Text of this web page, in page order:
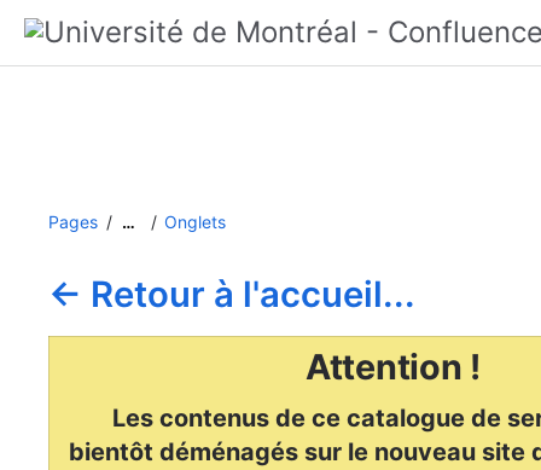
Pages … Onglets
← Retour à l'accueil...
Attention !
Les contenus de ce catalogue de
bientôt déménagés sur le nouveau site